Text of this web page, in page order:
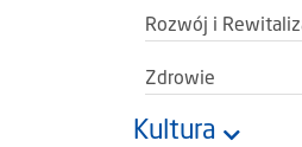
Rozwój i
Zdrowie
Kultura